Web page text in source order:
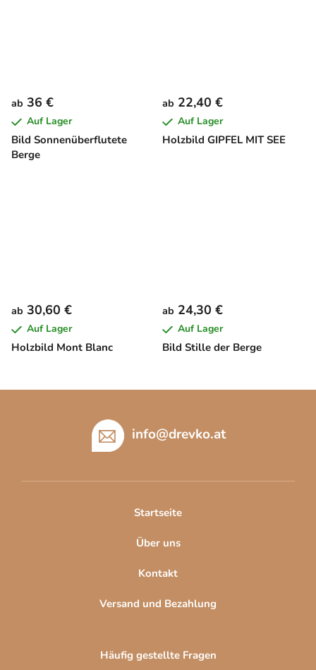
Bild Sonnenüberflutete
Berge
ab 36 €
Auf Lager
Holzbild GIPFEL MIT SEE
ab 22,40 €
Auf Lager
Holzbild Mont Blanc
ab 30,60 €
Auf Lager
Bild Stille der Berge
ab 24,30 €
Auf Lager
info@drevko.at
Startseite
Über uns
Kontakt
Versand und Bezahlung
Häufig gestellte Fragen